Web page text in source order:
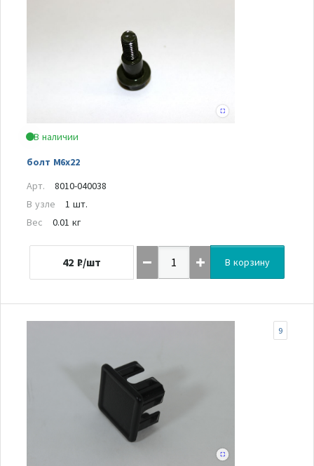
В наличии
болт М6х22
Арт.
8010-040038
В узле
1 шт.
Вес
0.01 кг
42 ₽/шт В корзину
9